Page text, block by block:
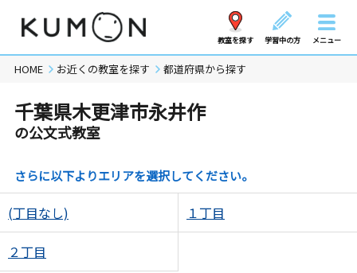
教室を探す 学習中の方 メニュー
HOME お近くの教室を探す 都道府県から探す
千葉県木更津市永井作
の公文式教室
さらに以下よりエリアを選択してください。
(丁目なし) １丁目
２丁目